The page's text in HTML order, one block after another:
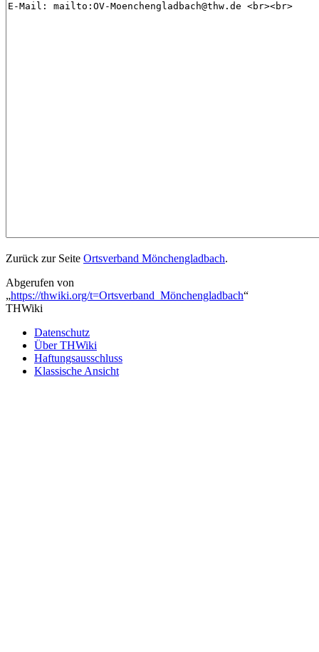
Zurück zur Seite Ortsverband Mönchengladbach.
Abgerufen von
„https://thwiki.org/t=Ortsverband_Mönchengladbach“
THWiki
Datenschutz
Über THWiki
Haftungsausschluss
Klassische Ansicht